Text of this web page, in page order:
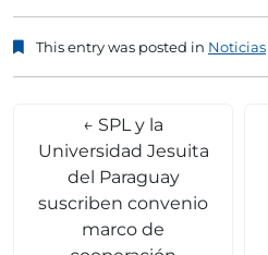
This entry was posted in Noticias
← SPL y la
Universidad Jesuita
del Paraguay
suscriben convenio
marco de